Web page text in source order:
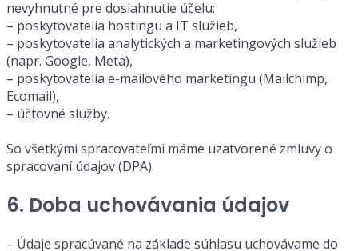
nevyhnutné pre dosiahnutie účelu:
– poskytovatelia hostingu a IT služieb,
– poskytovatelia analytických a marketingových služieb
(napr. Google, Meta),
– poskytovatelia e-mailového marketingu (Mailchimp,
Ecomail),
– účtovné služby.
So všetkými spracovateľmi máme uzatvorené zmluvy o
spracovaní údajov (DPA).
6. Doba uchovávania údajov
– Údaje spracúvané na základe súhlasu uchovávame do